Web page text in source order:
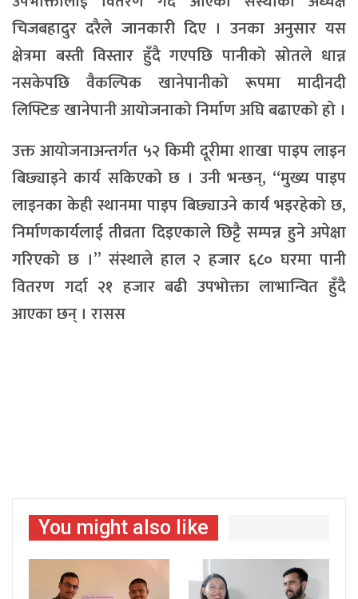
चिजबहादुर दरैले जानकारी दिए । उनका अनुसार यस
क्षेत्रमा बस्ती विस्तार हुँदै गएपछि पानीको स्रोतले धान्न
नसकेपछि वैकल्पिक खानेपानीको रूपमा मादीनदी
लिफ्टिङ खानेपानी आयोजनाको निर्माण अघि बढाएको हो ।
उक्त आयोजनाअन्तर्गत ५२ किमी दूरीमा शाखा पाइप लाइन
बिछ्याइने कार्य सकिएको छ । उनी भन्छन्, “मुख्य पाइप
लाइनका केही स्थानमा पाइप बिछ्याउने कार्य भइरहेको छ,
निर्माणकार्यलाई तीव्रता दिइएकाले छिट्टै सम्पन्न हुने अपेक्षा
गरिएको छ ।” संस्थाले हाल २ हजार ६८० घरमा पानी
वितरण गर्दा २१ हजार बढी उपभोक्ता लाभान्वित हुँदै
आएका छन् । रासस
You might also like